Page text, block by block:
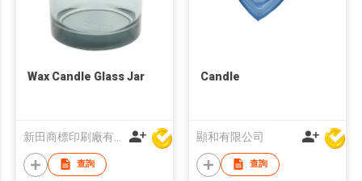
Wax Candle Glass Jar
查詢
Candle
顯和有限公司
查詢